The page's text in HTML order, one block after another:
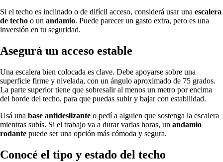
Si el techo es inclinado o de difícil acceso, considerá usar una escalera
de techo o un andamio. Puede parecer un gasto extra, pero es una
inversión en tu seguridad.
Asegurá un acceso estable
Una escalera bien colocada es clave. Debe apoyarse sobre una
superficie firme y nivelada, con un ángulo aproximado de 75 grados.
La parte superior tiene que sobresalir al menos un metro por encima
del borde del techo, para que puedas subir y bajar con estabilidad.
Usá una base antideslizante o pedí a alguien que sostenga la escalera
mientras subís. Si el trabajo va a durar varias horas, un andamio
rodante puede ser una opción más cómoda y segura.
Conocé el tipo y estado del techo